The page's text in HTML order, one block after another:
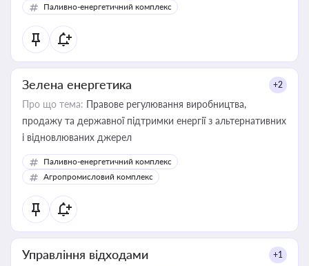
Паливно-енергетичний комплекс
Зелена енергетика +2
Про що тема: Правове регулювання виробництва,
продажу та державної підтримки енергії з альтернативних
і відновлюваних джерел
Паливно-енергетичний комплекс
Агропромисловий комплекс
Управління відходами +1